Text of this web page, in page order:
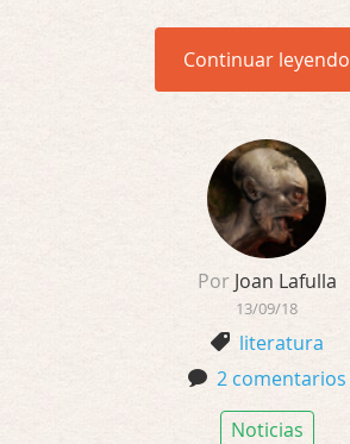
Continuar leyendo
PorJoan Lafulla
13/09/18
literatura
2 comentarios
Noticias